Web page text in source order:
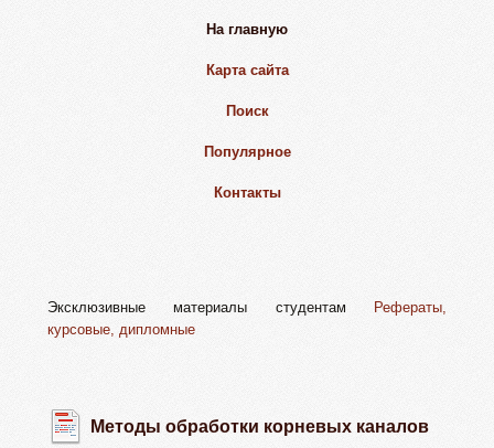
На главную
Карта сайта
Поиск
Популярное
Контакты
Эксклюзивные материалы студентам
Рефераты,
курсовые, дипломные
Методы обработки корневых каналов